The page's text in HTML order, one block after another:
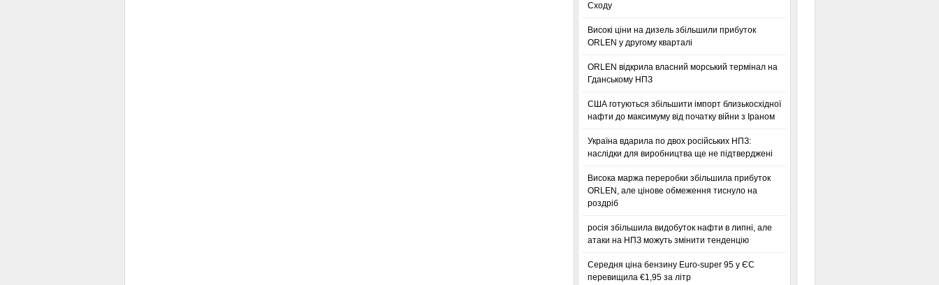
Сходу
Високі ціни на дизель збільшили прибуток
ORLEN у другому кварталі
ORLEN відкрила власний морський термінал на
Гданському НПЗ
США готуються збільшити імпорт близькосхідної
нафти до максимуму від початку війни з Іраном
Україна вдарила по двох російських НПЗ:
наслідки для виробництва ще не підтверджені
Висока маржа переробки збільшила прибуток
ORLEN, але цінове обмеження тиснуло на
роздріб
росія збільшила видобуток нафти в липні, але
атаки на НПЗ можуть змінити тенденцію
Середня ціна бензину Euro-super 95 у ЄС
перевищила €1,95 за літр